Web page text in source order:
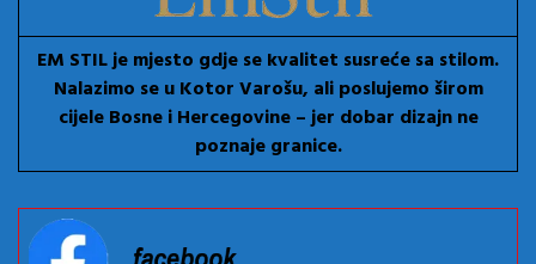
EM STIL je mjesto gdje se kvalitet susreće sa stilom.
Nalazimo se u Kotor Varošu, ali poslujemo širom
cijele Bosne i Hercegovine – jer dobar dizajn ne
poznaje granice.